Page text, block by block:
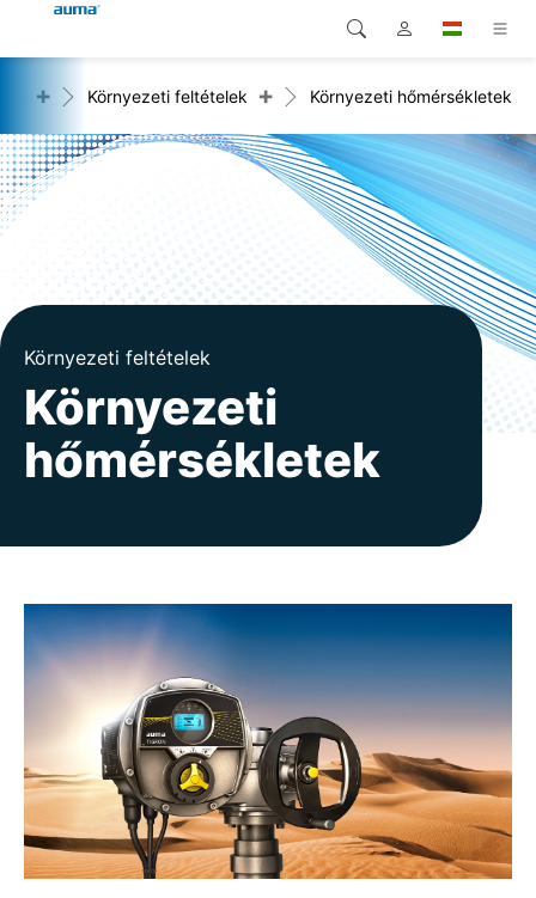
Termékek
Megoldások
Szerviz
Vállalat
Kapcsolat
Global
Európa
Ázsia és Csendes-óceáni
térség
Észak-Amerika
Keresés
+ Környezeti feltételek + Környezeti hőmérsékletek
Környezeti feltételek
Környezeti
hőmérsékletek